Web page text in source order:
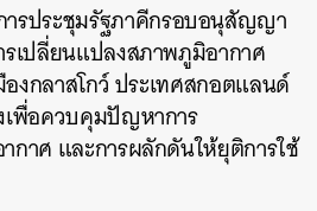
ารประชุมรัฐภาคีกรอบอนุสัญญา
เปลี่ยนแปลงสภาพภูมิอากาศ
งกลาสโกว์ ประเทศสกอตแลนด์
เพื่อควบคุมปัญหาการ
าศ และการผลักดันให้ยุติการใช้